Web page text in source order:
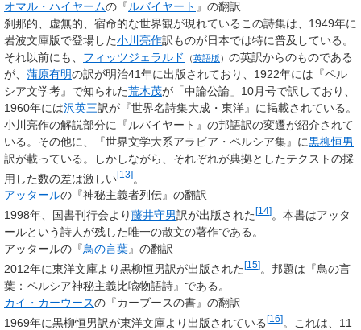
オマル・ハイヤームの『ルバイヤート 』の翻訳
刹那的、虚無的、宿命的な世界観が現れているこの詩集は、1949年に
岩波文庫版で登場した小川亮作訳ものが日本では特に普及している。
それ以前にも、 フィッツジェラルド （英語版 ） の英訳からのものである
が、 蒲原有明の訳が明治41年に出版されており、1922年には『ペル
シア文学考』で知られた荒木茂が「中論公論」10月号で訳しており、
1960年には沢英三訳が『世界名詩集大成・東洋』に掲載されている。
小川亮作の解説部分に『ルバイヤート』の邦語訳の変遷が紹介されて
いる。その他に、『世界文学大系アラビア・ペルシア集』に黒柳恒男
訳が載っている。しかしながら、それぞれが典拠としたテクストの採
用した数の差は激しい[13]。
アッタールの『神秘主義者列伝』の翻訳
1998年、国書刊行会より藤井守男訳が出版された [14] 。本書はアッタ
ールという詩人が残した唯一の散文の著作である。
アッタールの『鳥の言葉』の翻訳
2012年に東洋文庫より黒柳恒男訳が出版された[15]。邦題は『鳥の言
葉：ペルシア神秘主義比喩物語詩』である。
カイ・カーウースの『カーブースの書』の翻訳
1969年に黒柳恒男訳が東洋文庫より出版されている[16]。これは、11